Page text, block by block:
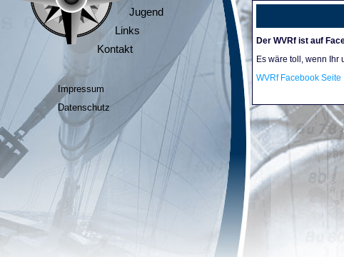
Jugend
Links
Kontakt
Impressum
Datenschutz
Der WVRf ist auf
Es wäre toll, wenn Ihr
WVRf Facebook Seite